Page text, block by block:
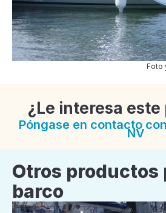
Foto
¿Le interesa
Póngase en contacto
NV
Otros productos
barco